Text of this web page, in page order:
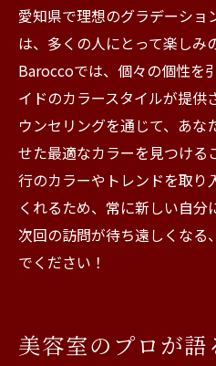
愛知県で理想のグラデーショ
は、多くの人にとって楽し
Baroccoでは、個々の個性を
イドのカラースタイルが提供
ウンセリングを通じて、あな
せた最適なカラーを見つける
行のカラーやトレンドを取り
くれるため、常に新しい自分
次回の訪問が待ち遠しくなる
でください！
美容室のプロが語